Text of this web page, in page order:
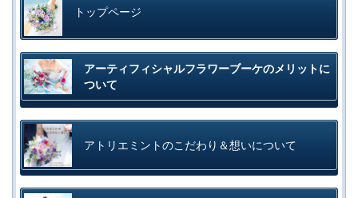
トップページ
アーティフィシャルフラワーブーケのメリットに
ついて
アトリエミントのこだわり＆想いについて